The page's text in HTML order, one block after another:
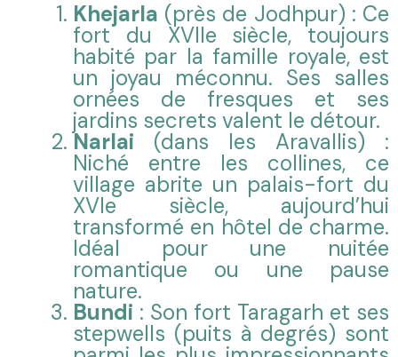
Khejarla (près de Jodhpur) : Ce
fort du XVIIe siècle, toujours
habité par la famille royale, est
un joyau méconnu. Ses salles
ornées de fresques et ses
jardins secrets valent le détour.
Narlai (dans les Aravallis) :
Niché entre les collines, ce
village abrite un palais-fort du
XVIe siècle, aujourd’hui
transformé en hôtel de charme.
Idéal pour une nuitée
romantique ou une pause
nature.
Bundi : Son fort Taragarh et ses
stepwells (puits à degrés) sont